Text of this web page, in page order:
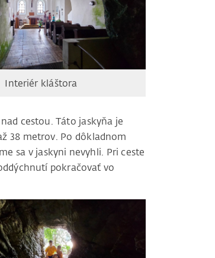
Interiér kláštora
nad cestou. Táto jaskyňa je
38 metrov. Po dôkladnom
sa v jaskyni nevyhli. Pri ceste
pokračovať vo